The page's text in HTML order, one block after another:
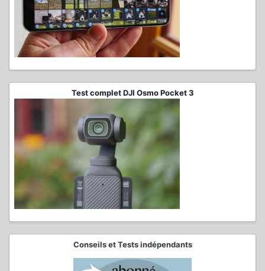
Test complet DJI Osmo Pocket 3
Conseils et Tests indépendants